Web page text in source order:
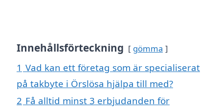
Innehållsförteckning gömma
1 Vad kan ett företag som är specialiserat
på takbyte i Örslösa hjälpa till med?
2 Få alltid minst 3 erbjudanden för